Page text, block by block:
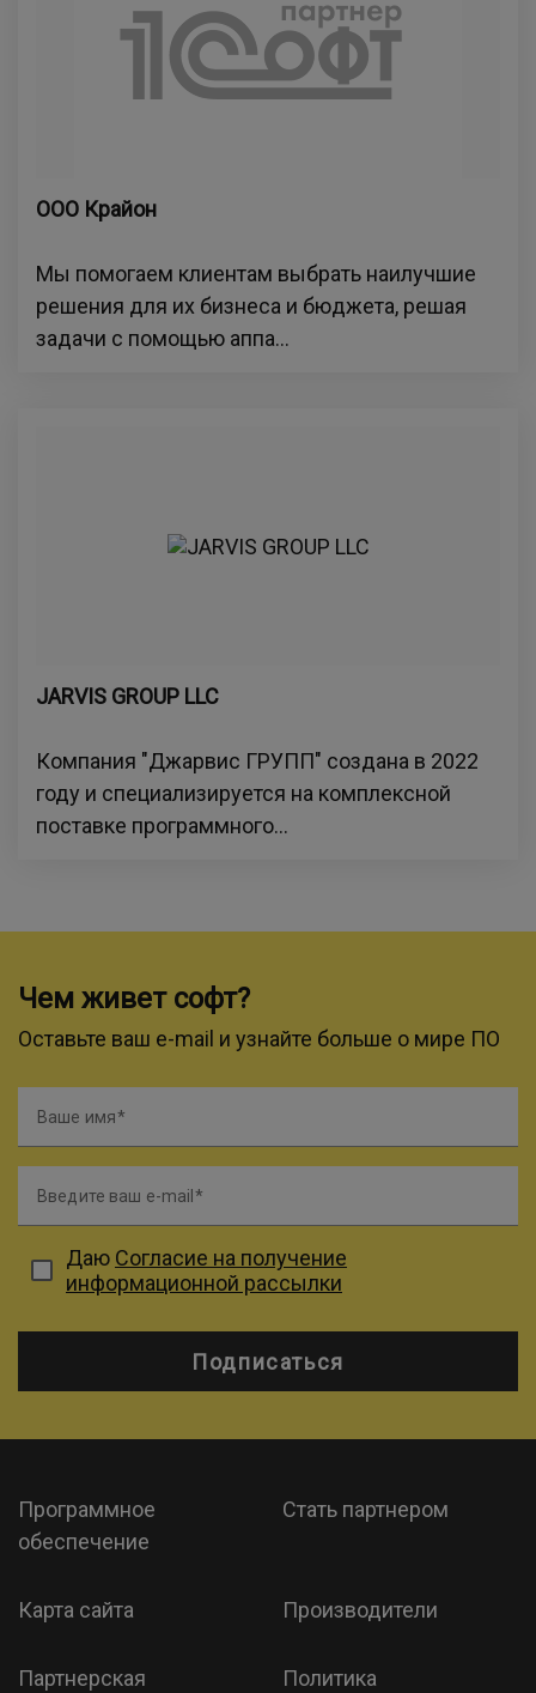
ООО Крайон
Мы помогаем клиентам выбрать наилучшие
решения для их бизнеса и бюджета, решая
задачи с помощью аппа...
JARVIS GROUP LLC
Компания "Джарвис ГРУПП" создана в 2022
году и специализируется на комплексной
поставке программного...
Чем живет софт?
Оставьте ваш e-mail и узнайте больше о мире ПО
Ваше имя
Введите ваш e-mail
Даю Согласие на получение
информационной рассылки
Подписаться
Программное
обеспечение
Стать партнером
Карта сайта Производители
Партнерская
Политика